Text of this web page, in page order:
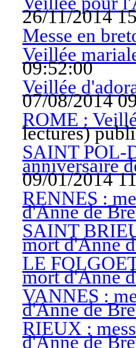
26/11/2014
Messe en
Veillée
09:52:00
Veillée
07/08/2014
ROME :
lectures)
SAINT POL-
anniversaire
09/01/2014
RENNES :
d'Anne de
SAINT
mort d'Anne
LE
mort d'Anne
VANNES :
d'Anne de
RIEUX :
d'Anne de